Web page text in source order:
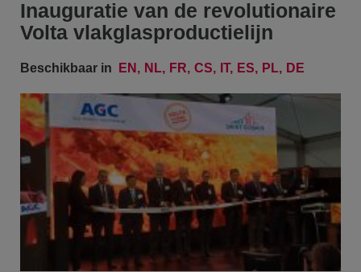
Inauguratie van de revolutionaire
Volta vlakglasproductielijn
Beschikbaar in EN NL FR CS IT ES PL DE